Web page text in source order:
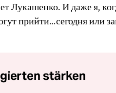
Лукашенко. И даже я,
прийти…сегодня или
stärken